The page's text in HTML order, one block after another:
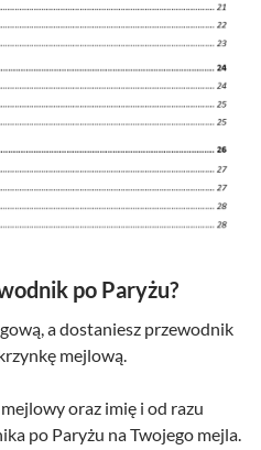
po Paryżu?
a dostaniesz przewodnik
mejlową.
oraz imię i od razu
po Paryżu na Twojego mejla.